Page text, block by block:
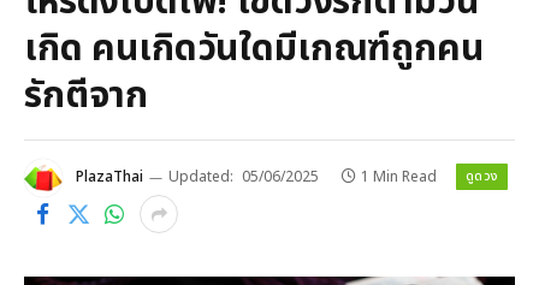
เกิด คนเกิดวันใดมีเกณฑ์ถูกคน
รักตีจาก
PlazaThai Updated: 05/06/2025 1 Min Read ดูดวง